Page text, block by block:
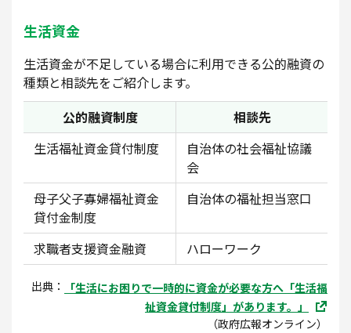
生活資金
生活資金が不足している場合に利用できる公的融資の
種類と相談先をご紹介します。
公的融資制度
相談先
生活福祉資金貸付制度
自治体の社会福祉協議
会
母子父子寡婦福祉資金
貸付金制度
自治体の福祉担当窓口
求職者支援資金融資 ハローワーク
出典：
「生活にお困りで一時的に資金が必要な方へ「生活福
祉資金貸付制度」があります。」
（政府広報オンライン）